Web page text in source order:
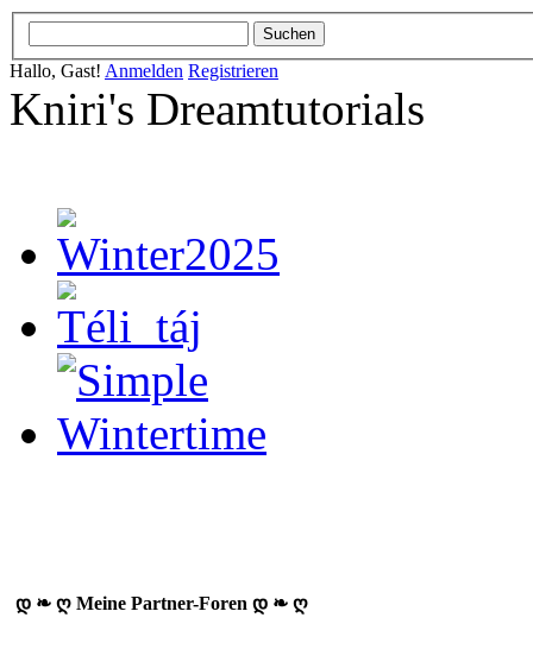
Hallo, Gast! Anmelden Registrieren
Kniri's Dreamtutorials
დ ❧ ღ Meine Partner-Foren დ ❧ ღ